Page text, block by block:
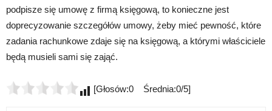
podpisze się umowę z firmą księgową, to konieczne jest
doprecyzowanie szczegółów umowy, żeby mieć pewność, które
zadania rachunkowe zdaje się na księgową, a którymi właściciele
będą musieli sami się zająć.
[Głosów:0 Średnia:0/5]